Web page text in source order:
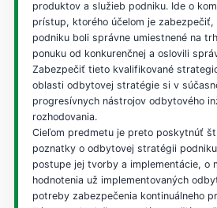
produktov a služieb podniku. Ide o
prístup, ktorého účelom je
podniku boli správne umiestnené na
ponuku od konkurenčnej a oslovili
Zabezpečiť tieto kvalifikované
oblasti odbytovej stratégie si v
progresívnych nástrojov odbytového
rozhodovania.
Cieľom predmetu je preto poskytnúť
poznatky o odbytovej stratégii
postupe jej tvorby a implementácie, o
hodnotenia už implementovaných
potreby zabezpečenia kontinuálneho